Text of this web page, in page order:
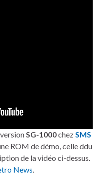
SG-1000chezSMS
ROM de démo, celle ddu
de la vidéo ci-dessus.
News.